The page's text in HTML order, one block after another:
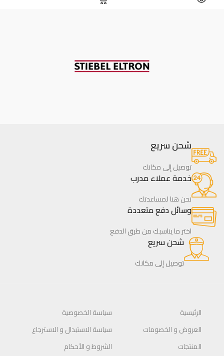
شحن سريع
توصيل إلى مكانك
خدمة عملاء مدرب
نحن هنا لمساعدتك
وسائل دفع متعددة
اختر ما يناسبك من طرق الدفع
شحن سريع
توصيل إلى مكانك
الرئيسية
العروض و الخصومات
المنتجات
سياسة الخصوصية
سياسة الاستبدال و الاسترجاع
الشروط و الأحكام